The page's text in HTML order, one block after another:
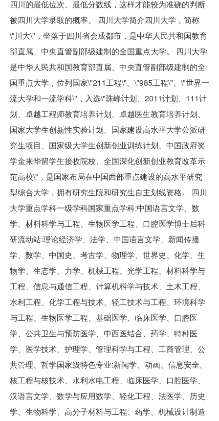
四川的最低位次、最低分数线，这样才能较为准确的判断
被四川大学录取的概率。 四川大学简介四川大学，简称
\"川大\"，坐落于四川省会成都市，是中华人民共和国教育
部直属、中央直管副部级建制的全国重点大学。 四川大学
是中华人民共和国教育部直属、中央直管副部级建制的全
国重点大学，位列国家\"211工程\"、\"985工程\"、\"世界一
流大学和一流学科\"，入选\"珠峰计划、2011计划、111计
划、卓越工程师教育培养计划、卓越医生教育培养计划、
国家大学生创新性实验计划、国家建设高水平大学公派研
究生项目、国家级大学生创新创业训练计划、中国政府奖
学金来华留学生接收院校、全国深化创新创业教育改革示
范高校\"，是国家布局在中国西部重点建设的高水平研究
型综合大学，拥有研究生院和研究生自主划线资格。 四川
大学重点学科一级学科国家重点学科:中国语言文学、数
学、材料科学与工程、生物医学工程、口腔医学博士后科
研流动站:理论经济学、法学、中国语言文学、新闻传播
学、数学、中国史、考古学、物理学、世界史、化学、生
物学、生态学、力学、机械工程、光学工程、材料科学与
工程、信息与通信工程、计算机科学与技术、土木工程、
水利工程、化学工程与技术、轻工技术与工程、环境科学
与工程、生物医学工程、基础医学、临床医学、口腔医
学、公共卫生与预防医学、中西医结合、药学、特种医
学、医学技术、护理学、管理科学与工程、工商管理、公
共管理、哲学国家级特色专业:新闻学、动画、信息安全、
核工程与核技术、水利水电工程、临床医学、口腔医学、
汉语言文学、数学与应用数学、轻化工程、法医学、历史
学、生物科学、高分子材料与工程、药学、机械设计制造